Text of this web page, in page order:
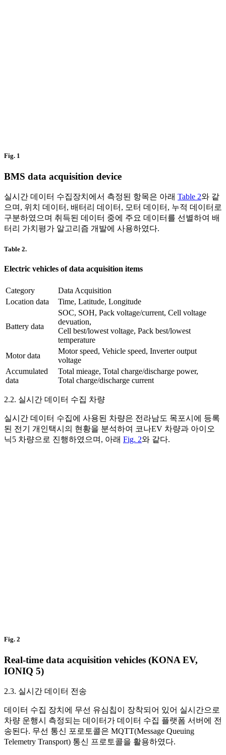
Fig. 1
BMS data acquisition device
실시간 데이터 수집장치에서 측정된 항목은 아래 Table 2와 같
으며, 위치 데이터, 배터리 데이터, 모터 데이터, 누적 데이터로
구분하였으며 취득된 데이터 중에 주요 데이터를 선별하여 배
터리 가치평가 알고리즘 개발에 사용하였다.
Table 2.
Electric vehicles of data acquisition items
Category
Data Acquisition
Location data
Time, Latitude, Longitude
Battery data
SOC, SOH, Pack voltage/current, Cell voltage
devuation,
Cell best/lowest voltage, Pack best/lowest
temperature
Motor data
Motor speed, Vehicle speed, Inverter output
voltage
Accumulated
data
Total mieage, Total charge/discharge power,
Total charge/discharge current
2.2. 실시간 데이터 수집 차량
실시간 데이터 수집에 사용된 차량은 전라남도 목포시에 등록
된 전기 개인택시의 현황을 분석하여 코나EV 차량과 아이오
닉5 차량으로 진행하였으며, 아래 Fig. 2와 같다.
Fig. 2
Real-time data acquisition vehicles (KONA EV,
IONIQ 5)
2.3. 실시간 데이터 전송
데이터 수집 장치에 무선 유심칩이 장착되어 있어 실시간으로
차량 운행시 측정되는 데이터가 데이터 수집 플랫폼 서버에 전
송된다. 무선 통신 포로토콜은 MQTT(Message Queuing
Telemetry Transport) 통신 프로토콜을 활용하였다.